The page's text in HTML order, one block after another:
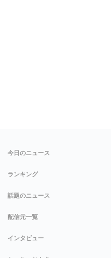
今日のニュース
ランキング
話題のニュース
配信元一覧
インタビュー